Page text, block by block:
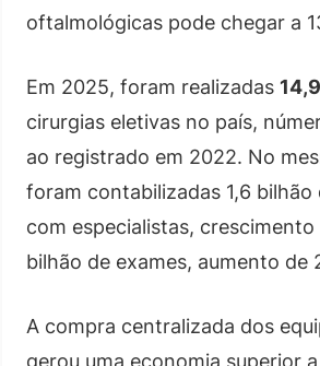
oftalmológicas pode chegar a
Em 2025, foram realizadas
cirurgias eletivas no país,
ao registrado em 2022. No
foram contabilizadas 1,6 bilhão
com especialistas, crescimento
bilhão de exames, aumento de
A compra centralizada dos
gerou uma economia superior a